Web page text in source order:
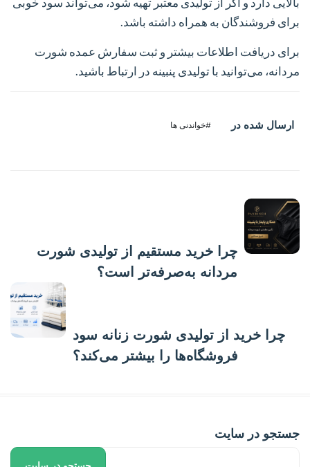
برای فروشندگان به همراه داشته باشد.
برای دریافت اطلاعات بیشتر و ثبت سفارش عمده شورت
مردانه، می‌توانید با تولیدی پنبینه در ارتباط باشید.
ارسال شده در #خواندنی ها
چرا خرید مستقیم از تولیدی شورت
مردانه به‌صرفه‌تر است؟
چرا خرید از تولیدی شورت زنانه سود
فروشگاه‌ها را بیشتر می‌کند؟
جستجو در سایت